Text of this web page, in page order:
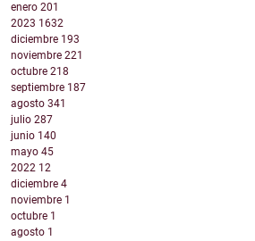
enero 201
2023 1632
diciembre 193
noviembre 221
octubre 218
septiembre 187
agosto 341
julio 287
junio 140
mayo 45
2022 12
diciembre 4
noviembre 1
octubre 1
agosto 1